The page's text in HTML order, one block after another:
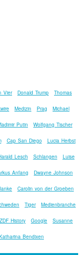
Vier Donald Trump Thomas
Medizin Prag Michael
Putin Wolfgang Tischer
Cap San Diego Lucia Herbst
Lesch Schlangen Luise
Anfang Dwayne Johnson
Carolin von der Groeben
Tiger Medienbranche
ZDF History Google Susanne
Bendixen